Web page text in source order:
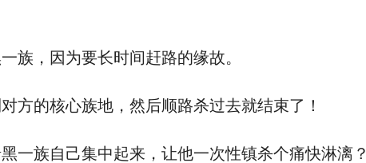
，因为要长时间赶路的缘故。
的核心族地，然后顺路杀过去就结束了！
族自己集中起来，让他一次性镇杀个痛快淋漓？